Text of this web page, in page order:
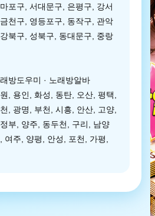
포구, 서대문구, 은평구, 강서
천구, 영등포구, 동작구, 관악
북구, 성북구, 동대문구, 중랑
방도우미 · 노래방알바
, 용인, 화성, 동탄, 오산, 평택,
, 광명, 부천, 시흥, 안산, 고양,
부, 양주, 동두천, 구리, 남양
여주, 양평, 안성, 포천, 가평,